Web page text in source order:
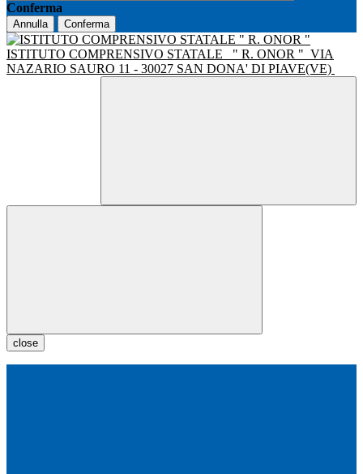
Conferma
Annulla Conferma
ISTITUTO COMPRENSIVO STATALE " R. ONOR " VIA
NAZARIO SAURO 11 - 30027 SAN DONA' DI PIAVE(VE)
close